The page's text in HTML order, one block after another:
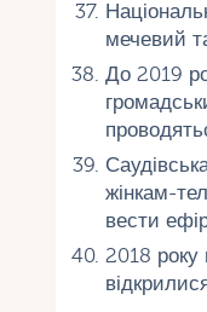
мечевий
До 2019
жінкам-
вести
2018 року